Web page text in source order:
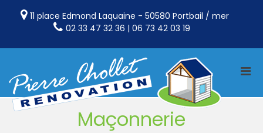
11 place Edmond Laquaine - 50580 Portbail / mer
02 33 47 32 36 | 06 73 42 03 19
pour
Maçonnerie